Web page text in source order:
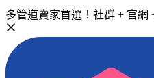
多管道賣家首選！社群 + 官網